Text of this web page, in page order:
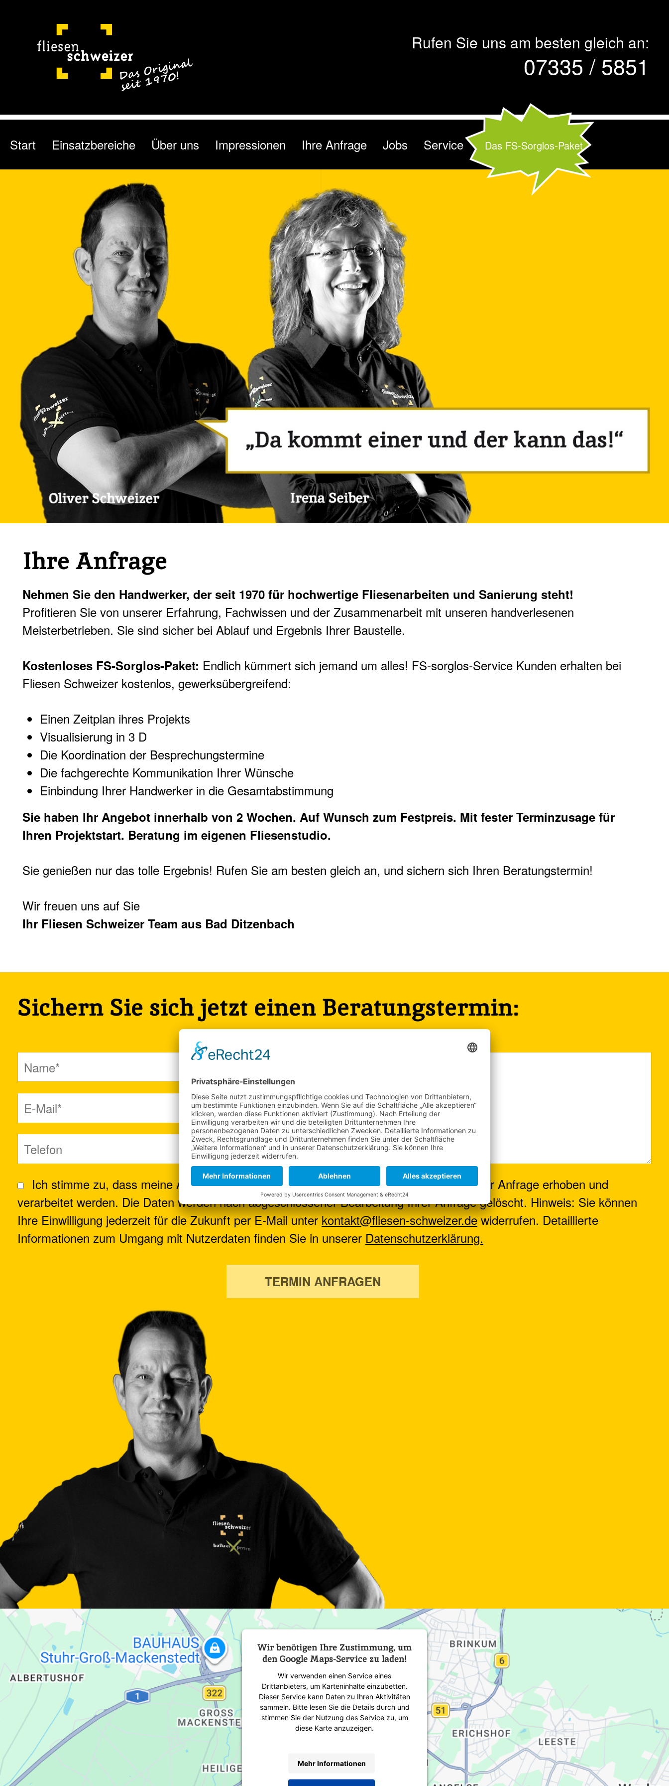
Rufen Sie uns am besten gleich an:
07335 / 5851
Start Einsatzbereiche Über uns Impressionen Ihre Anfrage Jobs Service Das FS-Sorglos-Paket
Ihre Anfrage
Nehmen Sie den Handwerker, der seit 1970 für hochwertige Fliesenarbeiten und Sanierung steht!
Profitieren Sie von unserer Erfahrung, Fachwissen und der Zusammenarbeit mit unseren handverlesenen
Meisterbetrieben. Sie sind sicher bei Ablauf und Ergebnis Ihrer Baustelle.
Kostenloses FS-Sorglos-Paket: Endlich kümmert sich jemand um alles! FS-sorglos-Service Kunden erhalten bei
Fliesen Schweizer kostenlos, gewerksübergreifend:
Einen Zeitplan ihres Projekts
Visualisierung in 3 D
Die Koordination der Besprechungstermine
Die fachgerechte Kommunikation Ihrer Wünsche
Einbindung Ihrer Handwerker in die Gesamtabstimmung
Sie haben Ihr Angebot innerhalb von 2 Wochen. Auf Wunsch zum Festpreis. Mit fester Terminzusage für
Ihren Projektstart. Beratung im eigenen Fliesenstudio.
Sie genießen nur das tolle Ergebnis! Rufen Sie am besten gleich an, und sichern sich Ihren Beratungstermin!
Wir freuen uns auf Sie
Ihr Fliesen Schweizer Team aus Bad Ditzenbach
Sichern Sie sich jetzt einen Beratungstermin:
Ich stimme zu, dass meine Angaben aus dem Kontaktformular zur Beantwortung meiner Anfrage erhoben und
verarbeitet werden. Die Daten werden nach abgeschlossener Bearbeitung Ihrer Anfrage gelöscht. Hinweis: Sie können
Ihre Einwilligung jederzeit für die Zukunft per E-Mail unterkontakt@fliesen-schweizer.dewiderrufen. Detaillierte
Informationen zum Umgang mit Nutzerdaten finden Sie in unserer Datenschutzerklärung.
TERMIN ANFRAGEN
Wir benötigen Ihre Zustimmung, um
den Google Maps-Service zu laden!
Wir verwenden einen Service eines
Drittanbieters, um Karteninhalte einzubetten.
Dieser Service kann Daten zu Ihren Aktivitäten
sammeln. Bitte lesen Sie die Details durch und
stimmen Sie der Nutzung des Service zu, um
diese Karte anzuzeigen.
Mehr Informationen